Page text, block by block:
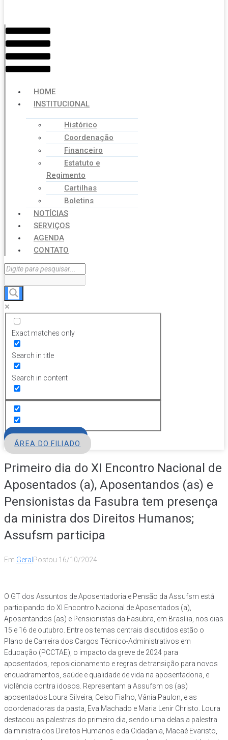
Menu
HOME
INSTITUCIONAL
Histórico
Coordenação
Financeiro
Estatuto e
Regimento
Cartilhas
Boletins
NOTÍCIAS
SERVIÇOS
AGENDA
CONTATO
Exact matches only
Search in title
Search in content
ÁREA DO FILIADO
Primeiro dia do XI Encontro Nacional de
Aposentados (a), Aposentandos (as) e
Pensionistas da Fasubra tem presença
da ministra dos Direitos Humanos;
Assufsm participa
Em Geral Postou 16/10/2024
O GT dos Assuntos de Aposentadoria e Pensão da Assufsm está
participando do XI Encontro Nacional de Aposentados (a),
Aposentandos (as) e Pensionistas da Fasubra, em Brasília, nos dias
15 e 16 de outubro. Entre os temas centrais discutidos estão o
Plano de Carreira dos Cargos Técnico-Administrativos em
Educação (PCCTAE), o impacto da greve de 2024 para
aposentados, reposicionamento e regras de transição para novos
enquadramentos, saúde e qualidade de vida na aposentadoria, e
violência contra idosos. Representam a Assufsm os (as)
aposentados Loura Silveira, Celso Fialho, Vânia Paulon, e as
coordenadoras da pasta, Eva Machado e Maria Lenir Christo. Loura
destacou as palestras do primeiro dia, sendo uma delas a palestra
da ministra dos Direitos Humanos e da Cidadania, Macaé Evaristo,